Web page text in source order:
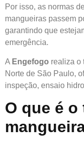
Por isso, as normas
mangueiras passem
garantindo que
emergência.
A Engefogo realiza o
Norte de São Paulo,
inspeção, ensaio
O que é